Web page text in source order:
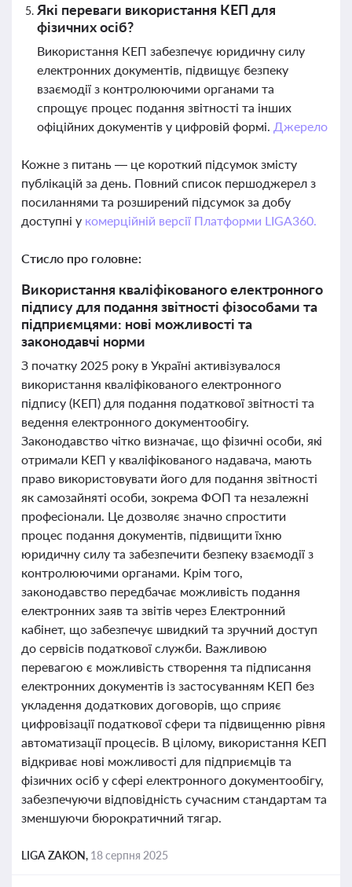
Які переваги використання КЕП для
фізичних осіб?
Використання КЕП забезпечує юридичну силу
електронних документів, підвищує безпеку
взаємодії з контролюючими органами та
спрощує процес подання звітності та інших
офіційних документів у цифровій формі. Джерело
Кожне з питань — це короткий підсумок змісту
публікацій за день. Повний список першоджерел з
посиланнями та розширений підсумок за добу
доступні у комерційній версії Платформи LIGA360.
Стисло про головне:
Використання кваліфікованого електронного
підпису для подання звітності фізособами та
підприємцями: нові можливості та
законодавчі норми
З початку 2025 року в Україні активізувалося
використання кваліфікованого електронного
підпису (КЕП) для подання податкової звітності та
ведення електронного документообігу.
Законодавство чітко визначає, що фізичні особи, які
отримали КЕП у кваліфікованого надавача, мають
право використовувати його для подання звітності
як самозайняті особи, зокрема ФОП та незалежні
професіонали. Це дозволяє значно спростити
процес подання документів, підвищити їхню
юридичну силу та забезпечити безпеку взаємодії з
контролюючими органами. Крім того,
законодавство передбачає можливість подання
електронних заяв та звітів через Електронний
кабінет, що забезпечує швидкий та зручний доступ
до сервісів податкової служби. Важливою
перевагою є можливість створення та підписання
електронних документів із застосуванням КЕП без
укладення додаткових договорів, що сприяє
цифровізації податкової сфери та підвищенню рівня
автоматизації процесів. В цілому, використання КЕП
відкриває нові можливості для підприємців та
фізичних осіб у сфері електронного документообігу,
забезпечуючи відповідність сучасним стандартам та
зменшуючи бюрократичний тягар.
LIGA ZAKON, 18 серпня 2025